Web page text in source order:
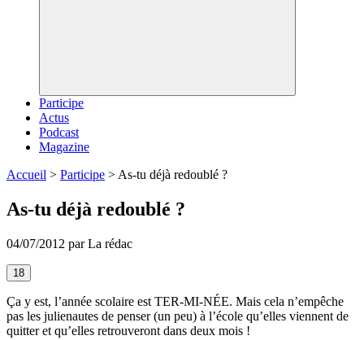
Participe
Actus
Podcast
Magazine
Accueil > Participe > As-tu déjà redoublé ?
As-tu déjà redoublé ?
04/07/2012 par La rédac
18
Ça y est, l’année scolaire est TER-MI-NÉE. Mais cela n’empêche
pas les julienautes de penser (un peu) à l’école qu’elles viennent de
quitter et qu’elles retrouveront dans deux mois !